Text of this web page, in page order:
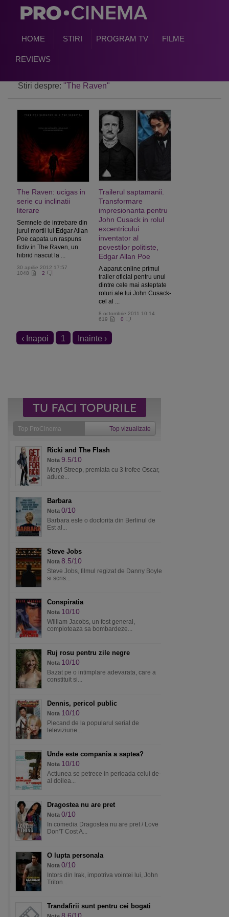
HOME STIRI PROGRAM TV FILME
REVIEWS
Stiri despre: "The Raven"
The Raven: ucigas in
serie cu inclinatii
literare
Semnele de intrebare din
jurul mortii lui Edgar Allan
Poe capata un raspuns
fictiv in The Raven, un
hibrid nascut la ...
30 aprilie 2012 17:57
1048
2
Trailerul saptamanii.
Transformare
impresionanta pentru
John Cusack in rolul
excentricului
inventator al
povestilor politiste,
Edgar Allan Poe
A aparut online primul
trailer oficial pentru unul
dintre cele mai asteptate
roluri ale lui John Cusack-
cel al ...
8 octombrie 2011 10:14
619
0
‹ Inapoi 1 Inainte ›
Top ProCinema Top vizualizate
Ricki and The Flash
Nota 9.5/10
Meryl Streep, premiata cu 3 trofee Oscar,
aduce...
Barbara
Nota 0/10
Barbara este o doctorita din Berlinul de
Est al...
Steve Jobs
Nota 8.5/10
Steve Jobs, filmul regizat de Danny Boyle
si scris...
Conspiratia
Nota 10/10
William Jacobs, un fost general,
comploteaza sa bombardeze...
Ruj rosu pentru zile negre
Nota 10/10
Bazat pe o intimplare adevarata, care a
constituit si...
Dennis, pericol public
Nota 10/10
Plecand de la popularul serial de
televiziune...
Unde este compania a saptea?
Nota 10/10
Actiunea se petrece in perioada celui de-
al doilea...
Dragostea nu are pret
Nota 0/10
In comedia Dragostea nu are pret / Love
Don'T Cost A...
O lupta personala
Nota 0/10
Intors din Irak, impotriva vointei lui, John
Triton...
Trandafirii sunt pentru cei bogati